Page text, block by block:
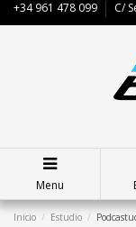
+34 961 478 099 C/
Menu
Inicio Estudio